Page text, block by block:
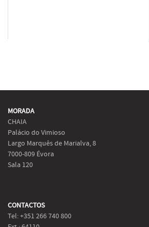
MORADA
CHAIA
Palácio do Vimioso
Largo Marquês de Marialva, 8
7000-809 Évora
Sala 120
CONTACTOS
Tel: +351 266 740 800